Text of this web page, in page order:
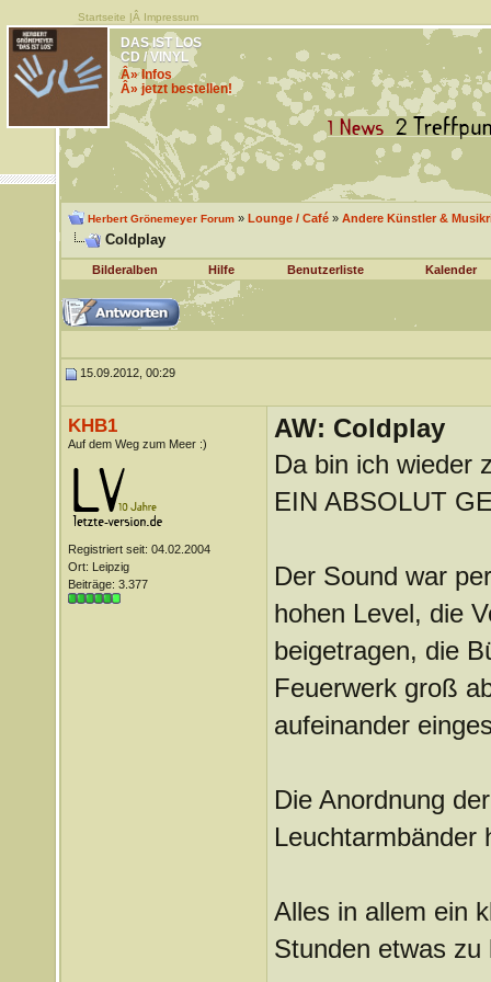
Startseite |Â Impressum
DAS IST LOS
CD / VINYL
Â» Infos
Â» jetzt bestellen!
Herbert Grönemeyer Forum» Lounge / Café» Andere Künstler &
Coldplay
Bilderalben Hilfe Benutzerliste Kalender
15.09.2012, 00:29
KHB1
Auf dem Weg zum Meer :)
Registriert seit: 04.02.2004
Ort: Leipzig
Beiträge: 3.377
AW: Coldplay
Da bin ich wieder
EIN ABSOLUT
Der Sound war
hohen Level, die
beigetragen, die
Feuerwerk groß
aufeinander
Die Anordnung
Leuchtarmbänder
Alles in allem ein
Stunden etwas